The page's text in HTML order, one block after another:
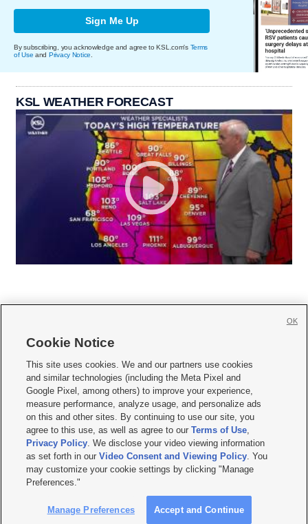
Sign Me Up
By subscribing, you acknowledge and agree to KSL.com's Terms
of Use and Privacy Notice
KSL WEATHER FORECAST
     
Mobile Apps| Newsletter|Advertise|Contact Us|Careers with KSL.com
Terms of use Privacy Statement| Video Consent Viewing Policy
Do Not Sell or Share My Data|EEO Public File Report| KSL-TV FCC Public File
KSL FM Radio FCC Public File|KSL AM Radio FCC Public File |FCC Applications
Closed Captioning Assistance
© 2026KSL Media| KSL Broadcasting Salt Lake City UT | Site hosted & managed
by KSL Media - a Deseret Media Company
Cookie Notice
This site uses cookies. We and our partners use cookies
and similar technologies (including the Meta Pixel and
Google Pixel, among others) to improve your experience,
measure performance, analyze usage, and personalize ads
on this and other sites. By continuing to use our site, you
agree to this use, as well as agree to ourTerms of Use,
Privacy Policy. We disclose your video viewing information
as set forth in ourVideo Consent and Viewing Policy. You
may customize your cookie settings by clicking "Manage
Preferences."
Manage Preferences Accept and Continue
OK